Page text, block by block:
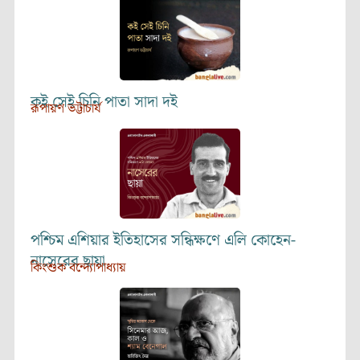
কই সেই চিনি পাতা সাদা দই
রূপায়ণ ভট্টাচার্য
পশ্চিম এশিয়ার ইতিহাসের সন্ধিক্ষণে এলি কোহেন-
নাসেরের ছায়া
কিংশুক বন্দ্যোপাধ্যায়